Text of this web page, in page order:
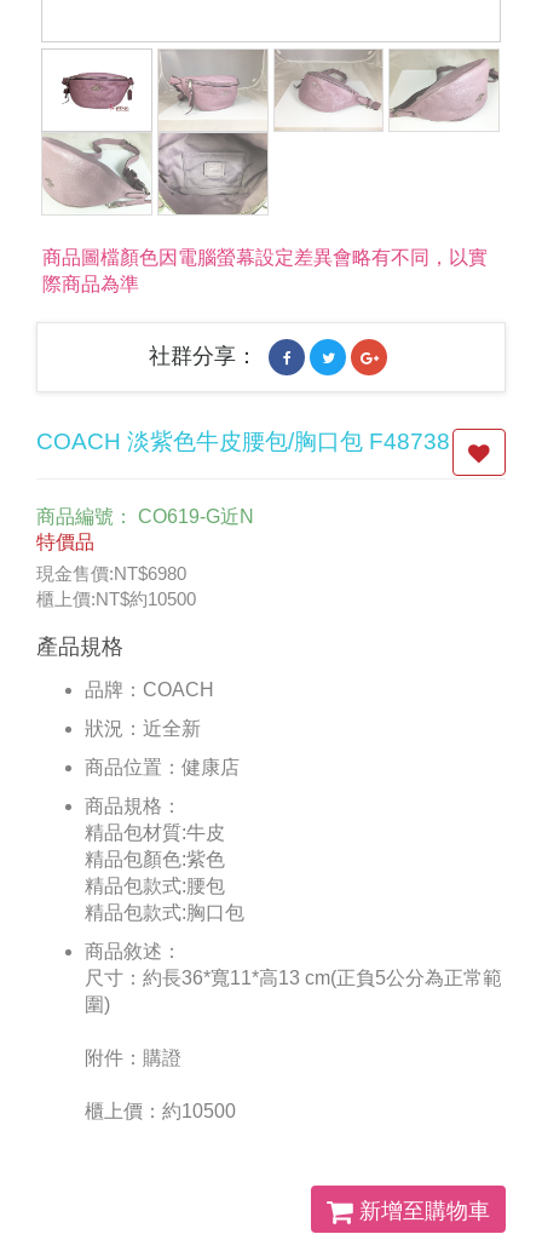
商品圖檔顏色因電腦螢幕設定差異會略有不同，以實
際商品為準
社群分享：
COACH 淡紫色牛皮腰包/胸口包 F48738
商品編號： CO619-G近N
特價品
現金售價:NT$6980
櫃上價:NT$約10500
產品規格
品牌： COACH
狀況： 近全新
商品位置： 健康店
商品規格：
精品包材質:牛皮
精品包顏色:紫色
精品包款式:腰包
精品包款式:胸口包
商品敘述：
尺寸：約長36*寬11*高13 cm(正負5公分為正常範
圍)
附件：購證
櫃上價：約10500
新增至購物車